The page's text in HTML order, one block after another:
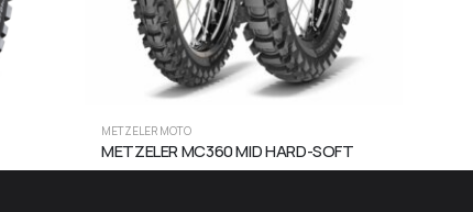
METZELER MOTO
METZELER MC360 MID HARD-SOFT